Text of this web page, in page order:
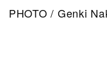
PHOTO / Genki